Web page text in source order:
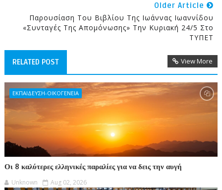
Older Article
Παρουσίαση Του Βιβλίου Της Ιωάννας Ιωαννίδου
«Συνταγές Της Απομόνωσης» Την Κυριακή 24/5 Στο
ΤΥΠΕΤ
RELATED POST View More
ΕΚΠΑΙΔΕΥΣΗ-ΟΙΚΟΓΕΝΕΙΑ
Οι 8 καλύτερες ελληνικές παραλίες για να δεις την αυγή
Unknown Aug 02, 2026